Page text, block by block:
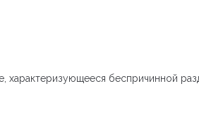
характеризующееся беспричинной